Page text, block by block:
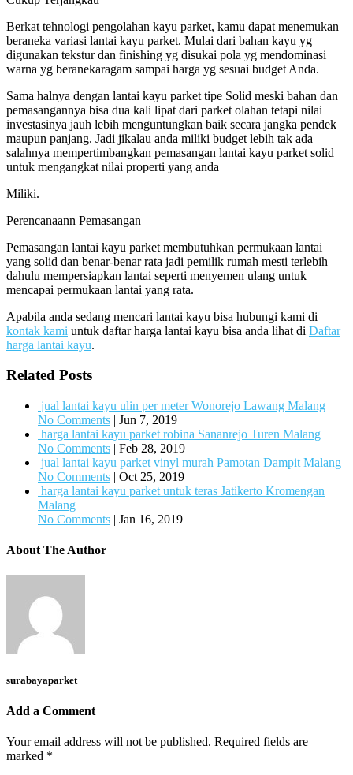
Berkat tehnologi pengolahan kayu parket, kamu dapat menemukan
beraneka variasi lantai kayu parket. Mulai dari bahan kayu yg
digunakan tekstur dan finishing yg disukai pola yg mendominasi
warna yg beranekaragam sampai harga yg sesuai budget Anda.
Sama halnya dengan lantai kayu parket tipe Solid meski bahan dan
pemasangannya bisa dua kali lipat dari parket olahan tetapi nilai
investasinya jauh lebih menguntungkan baik secara jangka pendek
maupun panjang. Jadi jikalau anda miliki budget lebih tak ada
salahnya mempertimbangkan pemasangan lantai kayu parket solid
untuk mengangkat nilai properti yang anda
Miliki.
Perencanaann Pemasangan
Pemasangan lantai kayu parket membutuhkan permukaan lantai
yang solid dan benar-benar rata jadi pemilik rumah mesti terlebih
dahulu mempersiapkan lantai seperti menyemen ulang untuk
mencapai permukaan lantai yang rata.
Apabila anda sedang mencari lantai kayu bisa hubungi kami di
kontak kami untuk daftar harga lantai kayu bisa anda lihat di Daftar
harga lantai kayu.
Related Posts
jual lantai kayu ulin per meter Wonorejo Lawang Malang
No Comments | Jun 7, 2019
harga lantai kayu parket robina Sananrejo Turen Malang
No Comments | Feb 28, 2019
jual lantai kayu parket vinyl murah Pamotan Dampit Malang
No Comments | Oct 25, 2019
harga lantai kayu parket untuk teras Jatikerto Kromengan
Malang
No Comments | Jan 16, 2019
About The Author
surabayaparket
Add a Comment
Your email address will not be published. Required fields are
marked *